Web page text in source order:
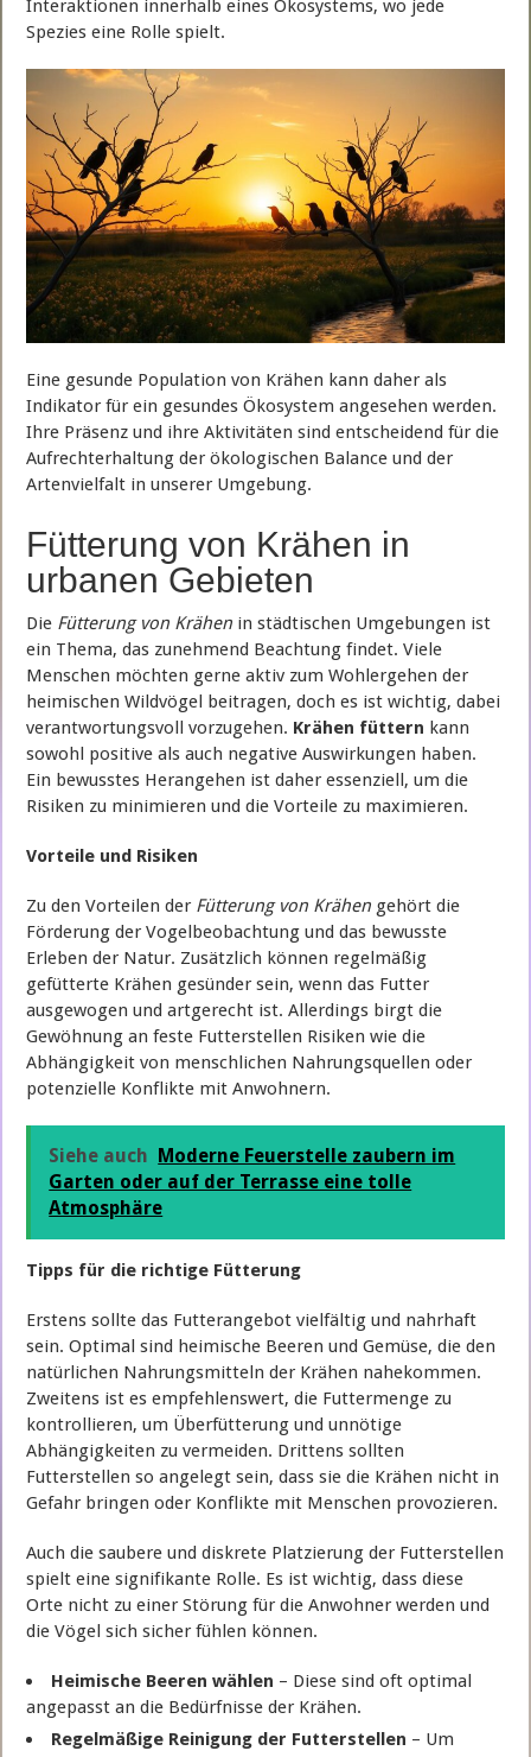
Interaktionen innerhalb eines Ökosystems, wo jede
Spezies eine Rolle spielt.
Eine gesunde Population von Krähen kann daher als
Indikator für ein gesundes Ökosystem angesehen werden.
Ihre Präsenz und ihre Aktivitäten sind entscheidend für die
Aufrechterhaltung der ökologischen Balance und der
Artenvielfalt in unserer Umgebung.
Fütterung von Krähen in
urbanen Gebieten
Die Fütterung von Krähen in städtischen Umgebungen ist
ein Thema, das zunehmend Beachtung findet. Viele
Menschen möchten gerne aktiv zum Wohlergehen der
heimischen Wildvögel beitragen, doch es ist wichtig, dabei
verantwortungsvoll vorzugehen. Krähen füttern kann
sowohl positive als auch negative Auswirkungen haben.
Ein bewusstes Herangehen ist daher essenziell, um die
Risiken zu minimieren und die Vorteile zu maximieren.
Vorteile und Risiken
Zu den Vorteilen der Fütterung von Krähen gehört die
Förderung der Vogelbeobachtung und das bewusste
Erleben der Natur. Zusätzlich können regelmäßig
gefütterte Krähen gesünder sein, wenn das Futter
ausgewogen und artgerecht ist. Allerdings birgt die
Gewöhnung an feste Futterstellen Risiken wie die
Abhängigkeit von menschlichen Nahrungsquellen oder
potenzielle Konflikte mit Anwohnern.
Siehe auch Moderne Feuerstelle zaubern im
Garten oder auf der Terrasse eine tolle
Atmosphäre
Tipps für die richtige Fütterung
Erstens sollte das Futterangebot vielfältig und nahrhaft
sein. Optimal sind heimische Beeren und Gemüse, die den
natürlichen Nahrungsmitteln der Krähen nahekommen.
Zweitens ist es empfehlenswert, die Futtermenge zu
kontrollieren, um Überfütterung und unnötige
Abhängigkeiten zu vermeiden. Drittens sollten
Futterstellen so angelegt sein, dass sie die Krähen nicht in
Gefahr bringen oder Konflikte mit Menschen provozieren.
Auch die saubere und diskrete Platzierung der Futterstellen
spielt eine signifikante Rolle. Es ist wichtig, dass diese
Orte nicht zu einer Störung für die Anwohner werden und
die Vögel sich sicher fühlen können.
Heimische Beeren wählen – Diese sind oft optimal
angepasst an die Bedürfnisse der Krähen.
Regelmäßige Reinigung der Futterstellen – Um